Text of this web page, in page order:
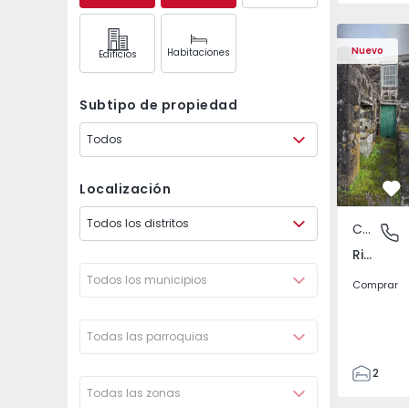
Edifícios Habitaciones
Subtipo de propiedad
Todos
Localización
Todos los distritos
Todos los municipios
Todas las parroquias
Todas las zonas
100
100
1000
1
Nuevo
Casa de
Casa de Campo
Ribeiras, Ilha do Pico
Comprar
2